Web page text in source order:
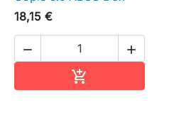
18,15 €
 
